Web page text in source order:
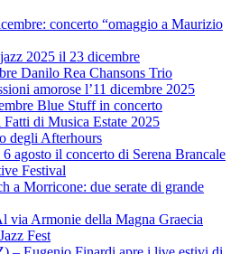
concerto “omaggio a Maurizio
2025 il 23 dicembre
Danilo Rea Chansons Trio
amorose l’11 dicembre 2025
Blue Stuff in concerto
di Musica Estate 2025
degli Afterhours
agosto il concerto di Serena Brancale
Festival
a Morricone: due serate di grande
Armonie della Magna Graecia
Fest